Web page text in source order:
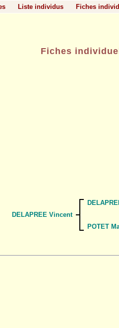
Liste individus Fiches
Fiches
DELAPREE Vincent
POTET